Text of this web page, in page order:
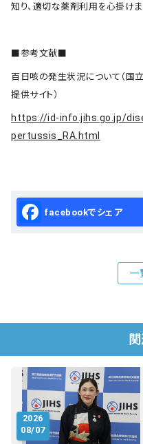
知り、適切な薬剤利用を心掛けま
■参考文献■
百日咳の発生状況について（
提供サイト）
https://id-info.jihs.go.jp/
pertussis_RA.html
Facebook
一
2026
08/07